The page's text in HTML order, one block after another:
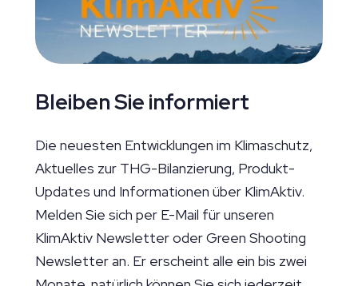
Bleiben Sie informiert
Die neuesten Entwicklungen im Klimaschutz,
Aktuelles zur THG-Bilanzierung, Produkt-
Updates und Informationen über KlimAktiv.
Melden Sie sich per E-Mail für unseren
KlimAktiv Newsletter oder Green Shooting
Newsletter an. Er erscheint alle ein bis zwei